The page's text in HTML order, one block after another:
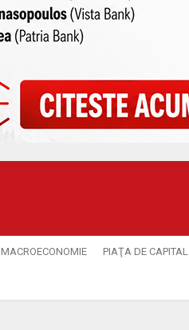
MACROECONOMIE PIAŢA DE CAPITAL